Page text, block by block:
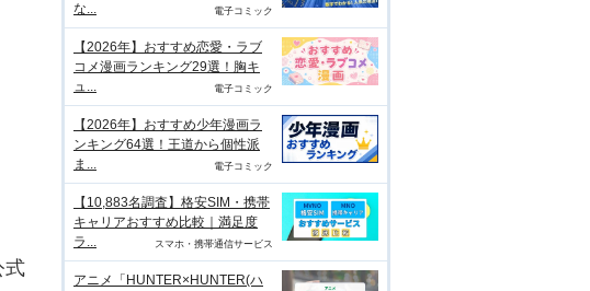
式
な...
電子コミック
【2026年】おすすめ恋愛・ラブ
コメ漫画ランキング29選！胸キ
ュ...
電子コミック
【2026年】おすすめ少年漫画ラ
ンキング64選！王道から個性派
ま...
電子コミック
【10,883名調査】格安SIM・携帯
キャリアおすすめ比較｜満足度
ラ...
スマホ・携帯通信サービス
アニメ「HUNTER×HUNTER(ハ